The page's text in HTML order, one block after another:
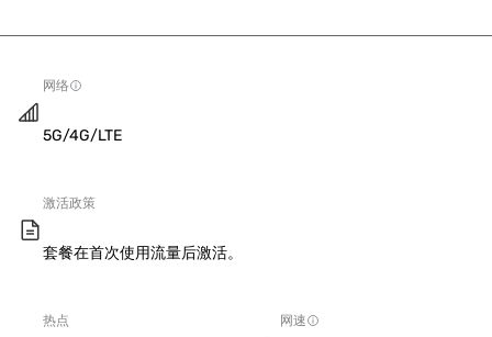
网络
5G/4G/LTE
激活政策
套餐在首次使用流量后激活。
热点 网速